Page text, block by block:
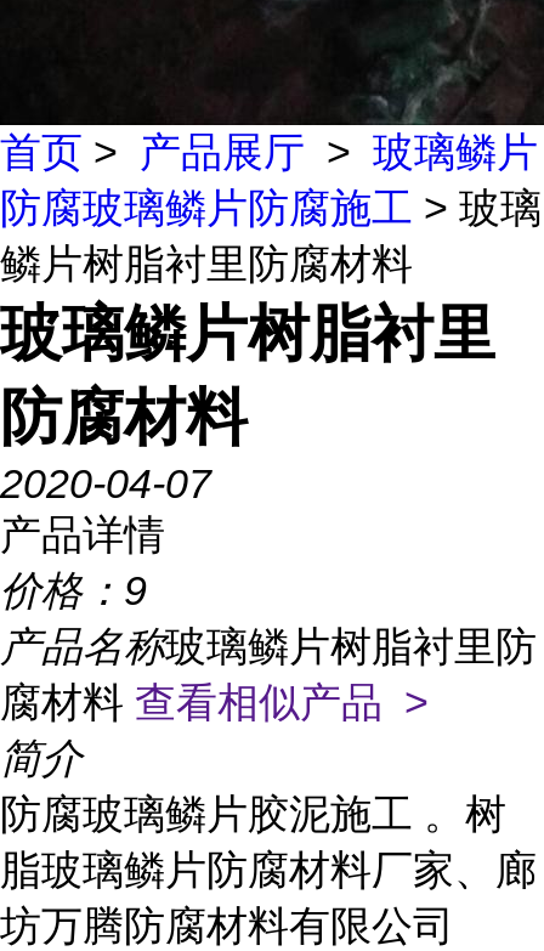
首页 > 产品展厅 > 玻璃鳞片
防腐玻璃鳞片防腐施工 > 玻璃
鳞片树脂衬里防腐材料
玻璃鳞片树脂衬里
防腐材料
2020-04-07
产品详情
价格： 9
产品名称玻璃鳞片树脂衬里防
腐材料 查看相似产品 >
简介
防腐玻璃鳞片胶泥施工 。树
脂玻璃鳞片防腐材料厂家、廊
坊万腾防腐材料有限公司